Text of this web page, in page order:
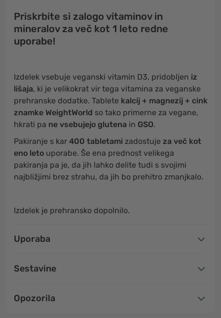
Priskrbite si zalogo vitaminov in
mineralov za več kot 1 leto redne
uporabe!
Izdelek vsebuje veganski vitamin D3, pridobljen iz
lišaja, ki je velikokrat vir tega vitamina za veganske
prehranske dodatke. Tablete kalcij + magnezij + cink
znamke WeightWorld so tako primerne za vegane,
hkrati pa ne vsebujejo glutena in GSO.
Pakiranje s kar 400 tabletami zadostuje za več kot
eno leto uporabe. Še ena prednost velikega
pakiranja pa je, da jih lahko delite tudi s svojimi
najbližjimi brez strahu, da jih bo prehitro zmanjkalo.
Izdelek je prehransko dopolnilo.
Uporaba
Sestavine
Opozorila